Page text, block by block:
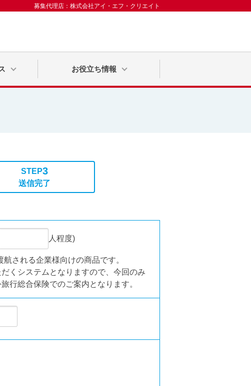
募集代理店：株式会社アイ・エフ・クリエイト
お役立ち情報
STEP3
送信完了
人程度)
される企業様向けの商品です。
くシステムとなりますので、今回のみ
行総合保険でのご案内となります。